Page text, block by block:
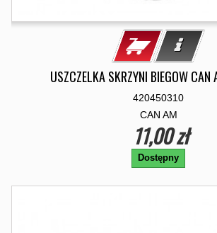
USZCZELKA SKRZYNI BIEGOW CAN
420450310
CAN AM
11,00 zł
Dostępny